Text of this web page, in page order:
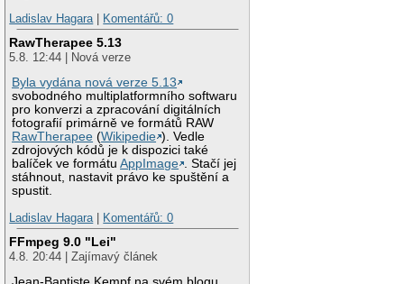
Ladislav Hagara| Komentářů: 0
RawTherapee 5.13
5.8. 12:44 | Nová verze
Byla vydána nová verze 5.13
svobodného multiplatformního softwaru
pro konverzi a zpracování digitálních
fotografií primárně ve formátů RAW
RawTherapee (Wikipedie ). Vedle
zdrojových kódů je k dispozici také
balíček ve formátuAppImage . Stačí jej
stáhnout, nastavit právo ke spuštění a
spustit.
Ladislav Hagara| Komentářů: 0
FFmpeg 9.0 "Lei"
4.8. 20:44 | Zajímavý článek